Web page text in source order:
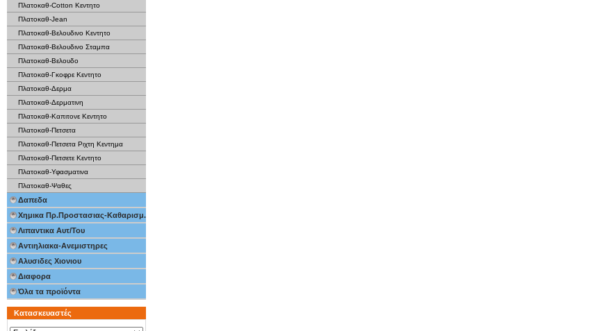
Πλατοκαθ-Cotton Κεντητο
Πλατοκαθ-Jean
Πλατοκαθ-Βελουδινο Κεντητο
Πλατοκαθ-Βελουδινο Σταμπα
Πλατοκαθ-Βελουδο
Πλατοκαθ-Γκοφρε Κεντητο
Πλατοκαθ-Δερμα
Πλατοκαθ-Δερματινη
Πλατοκαθ-Καπιτονε Κεντητο
Πλατοκαθ-Πετσετα
Πλατοκαθ-Πετσετα Ριχτη Κεντημα
Πλατοκαθ-Πετσετε Κεντητο
Πλατοκαθ-Υφασματινα
Πλατοκαθ-Ψαθες
Δαπεδα
Χημικα Πρ.Προστασιας-Καθαρισμ.
Λιπαντικα Αυτ/Του
Αντιηλιακα-Ανεμιστηρες
Αλυσιδες Χιονιου
Διαφορα
Όλα τα προϊόντα
Κατασκευαστές